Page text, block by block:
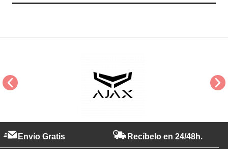
Envío Gratis Recíbelo en 24/48h.